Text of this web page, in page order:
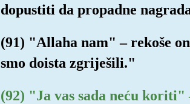
dopustiti da propadne
(91) "Allaha nam" – rekoše
smo doista zgriješili."
(92) "Ja vas sada neću